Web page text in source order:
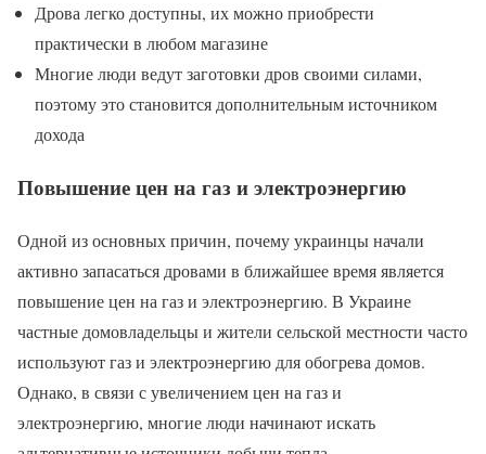
Дрова легко доступны, их можно приобрести
практически в любом магазине
Многие люди ведут заготовки дров своими силами,
поэтому это становится дополнительным источником
дохода
Повышение цен на газ и электроэнергию
Одной из основных причин, почему украинцы начали
активно запасаться дровами в ближайшее время является
повышение цен на газ и электроэнергию. В Украине
частные домовладельцы и жители сельской местности часто
используют газ и электроэнергию для обогрева домов.
Однако, в связи с увеличением цен на газ и
электроэнергию, многие люди начинают искать